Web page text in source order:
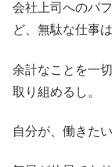
会社上司へのパ
ど、無駄な仕事
余計なことを一
取り組めるし。
自分が、働きた